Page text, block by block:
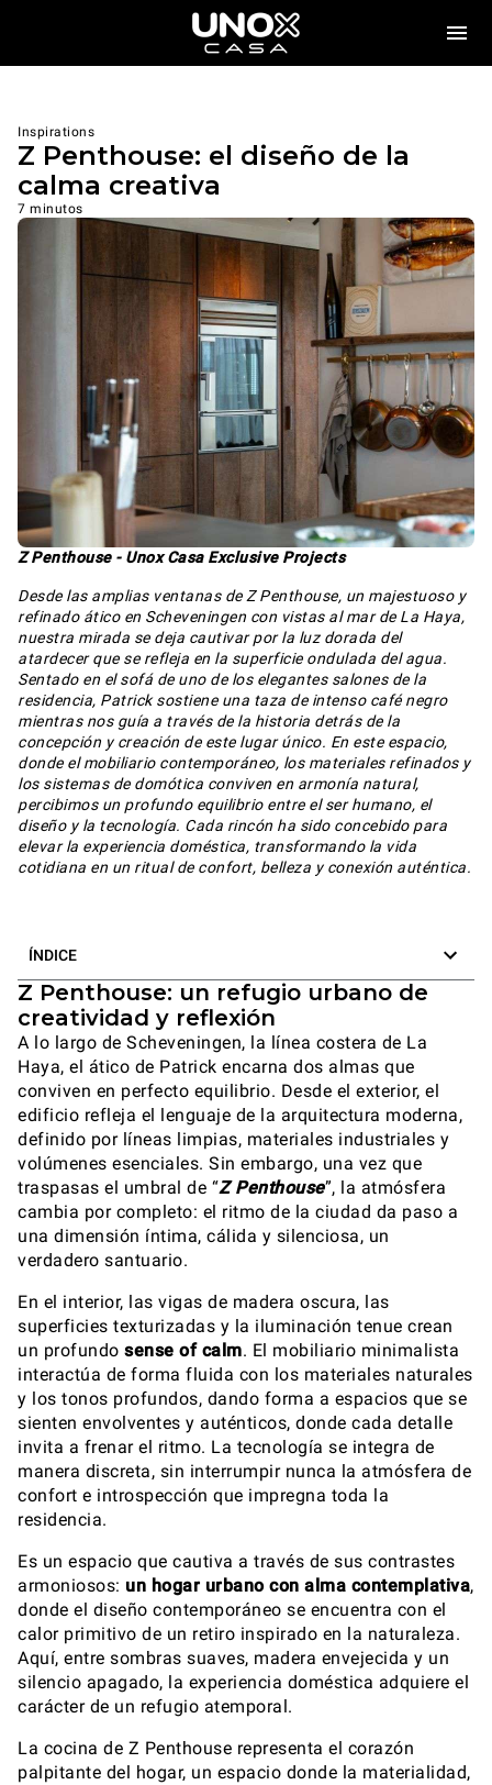
Inspirations
Z Penthouse: el diseño de la
calma creativa
7 minutos
Z Penthouse - Unox Casa Exclusive Projects
Desde las amplias ventanas de Z Penthouse, un majestuoso y
refinado ático en Scheveningen con vistas al mar de La Haya,
nuestra mirada se deja cautivar por la luz dorada del
atardecer que se refleja en la superficie ondulada del agua.
Sentado en el sofá de uno de los elegantes salones de la
residencia, Patrick sostiene una taza de intenso café negro
mientras nos guía a través de la historia detrás de la
concepción y creación de este lugar único. En este espacio,
donde el mobiliario contemporáneo, los materiales refinados y
los sistemas de domótica conviven en armonía natural,
percibimos un profundo equilibrio entre el ser humano, el
diseño y la tecnología. Cada rincón ha sido concebido para
elevar la experiencia doméstica, transformando la vida
cotidiana en un ritual de confort, belleza y conexión auténtica.
ÍNDICE
Z Penthouse: un refugio urbano de
creatividad y reflexión
A lo largo de Scheveningen, la línea costera de La
Haya, el ático de Patrick encarna dos almas que
conviven en perfecto equilibrio. Desde el exterior, el
edificio refleja el lenguaje de la arquitectura moderna,
definido por líneas limpias, materiales industriales y
volúmenes esenciales. Sin embargo, una vez que
traspasas el umbral de “Z Penthouse”, la atmósfera
cambia por completo: el ritmo de la ciudad da paso a
una dimensión íntima, cálida y silenciosa, un
verdadero santuario.
En el interior, las vigas de madera oscura, las
superficies texturizadas y la iluminación tenue crean
un profundo sense of calm. El mobiliario minimalista
interactúa de forma fluida con los materiales naturales
y los tonos profundos, dando forma a espacios que se
sienten envolventes y auténticos, donde cada detalle
invita a frenar el ritmo. La tecnología se integra de
manera discreta, sin interrumpir nunca la atmósfera de
confort e introspección que impregna toda la
residencia.
Es un espacio que cautiva a través de sus contrastes
armoniosos: un hogar urbano con alma contemplativa,
donde el diseño contemporáneo se encuentra con el
calor primitivo de un retiro inspirado en la naturaleza.
Aquí, entre sombras suaves, madera envejecida y un
silencio apagado, la experiencia doméstica adquiere el
carácter de un refugio atemporal.
La cocina de Z Penthouse representa el corazón
palpitante del hogar, un espacio donde la materialidad,